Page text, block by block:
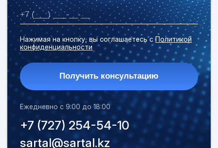
Нажимая на кнопку, вы соглашаетесь сПолитикой
конфиденциальности
Получить консультацию
Ежедневно с 9:00 до 18:00
+7 (727) 254-54-10
sartal@sartal.kz